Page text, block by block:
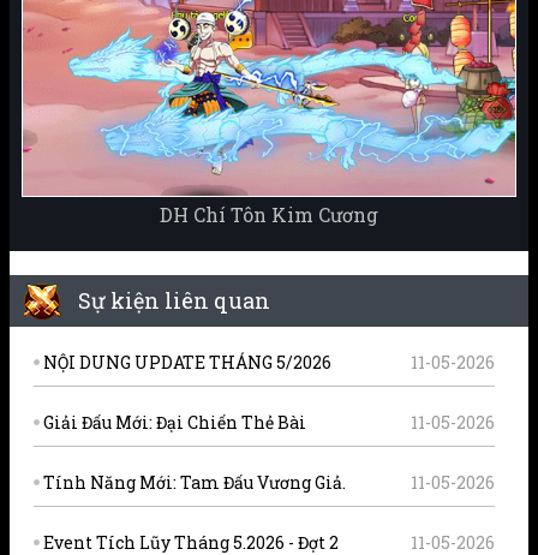
DH Chí Tôn Kim Cương
Sự kiện liên quan
NỘI DUNG UPDATE THÁNG 5/2026 11-05-2026
Giải Đấu Mới: Đại Chiến Thẻ Bài 11-05-2026
Tính Năng Mới: Tam Đấu Vương Giả. 11-05-2026
Event Tích Lũy Tháng 5.2026 - Đợt 2 11-05-2026